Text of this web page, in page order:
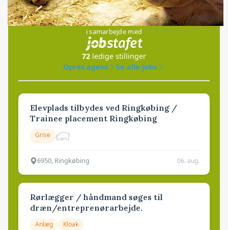
Jobs
i samarbejde med
72 ledige stillinger
Opret agent
Se alle jobs
Elevplads tilbydes ved Ringkøbing /
Trainee placement Ringkøbing
Grise
6950, Ringkøbing 06. aug.
Rørlægger / håndmand søges til
dræn/entreprenørarbejde.
Anlæg Kloak